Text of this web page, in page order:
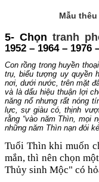
Mẫu
5- Chọn tranh
1952 – 1964 – 1976
Con rồng trong huyền
trụ, biểu tượng uy quyền
nơi, dưới nước, trên mặt
và là dấu hiệu thuận lợi
năng nổ nhưng rất nóng
lực, sự giàu có, thịnh
rằng “vào năm Thìn, mọi
những năm Thìn nạn đói
Tuổi Thìn khi muốn
mắn, thì nên chọn
Thủy sinh Mộc" có